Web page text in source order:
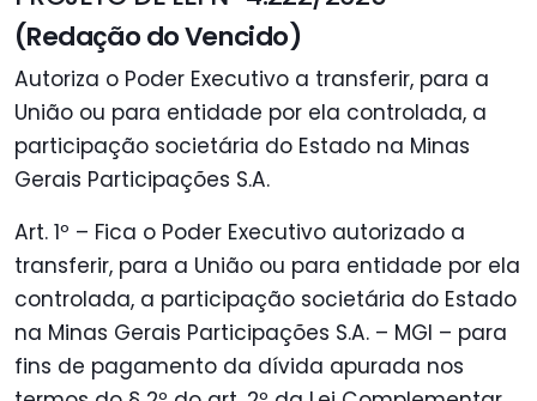
(Redação do Vencido)
Autoriza o Poder Executivo a transferir, para a
União ou para entidade por ela controlada, a
participação societária do Estado na Minas
Gerais Participações S.A.
Art. 1º – Fica o Poder Executivo autorizado a
transferir, para a União ou para entidade por ela
controlada, a participação societária do Estado
na Minas Gerais Participações S.A. – MGI – para
fins de pagamento da dívida apurada nos